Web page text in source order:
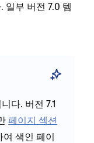
일부 버전 7.0 템
다. 버전 7.1
페이지 섹션
여 색인 페이